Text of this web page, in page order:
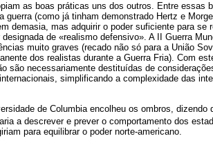
as boas práticas uns dos outros. Entre essas
(como já tinham demonstrado Hertz e
demasia, mas adquirir o poder suficiente para se
de «realismo defensivo». A II Guerra
muito graves (recado não só para a União
dos realistas durante a Guerra Fria). Com
são necessariamente destituídas de
simplificando a complexidade das
de Columbia encolheu os ombros, dizendo
a descrever e prever o comportamento dos
para equilibrar o poder norte-americano.